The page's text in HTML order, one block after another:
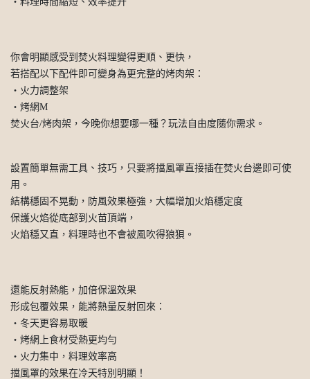
你會明顯感受到焚火料理變得更順、更快，
若搭配以下配件即可變身為更完整的烤肉架：
・火力調整架
・烤網M
焚火台/烤肉架，今晚你想要哪一種？玩法自由度隨你需求。
設置簡單無需工具、技巧，只要將擋風罩直接插在焚火台邊即可使
用。
結構穩固不晃動，防風效果極強，大幅增加火焰穩定度
保護火焰從底部到火苗頂端，
火焰穩又直，料理時也不會被風吹得狼狽。
還能反射熱能，加倍保溫效果
形成包覆效果，能將熱量反射回來：
・冬天更容易取暖
・烤網上食材受熱更均勻
・火力集中，料理效率高
擋風罩的效果在冷天特別明顯！